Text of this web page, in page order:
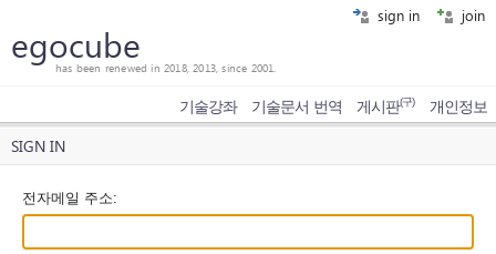
sign in join
egocube
has been renewed in 2018, 2013, since 2001.
기술강좌 기술문서 번역 게시판(구) 개인정보
SIGN IN
전자메일 주소: